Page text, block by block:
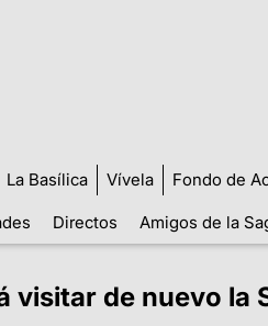
La Basílica Vívela Fondo de
Directos Amigos de la
de nuevo la